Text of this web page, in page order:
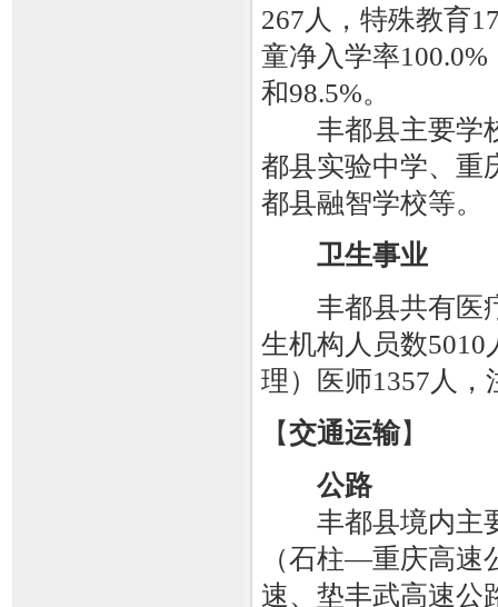
267人，特殊教育
童净入学率
和98.5%。
丰都县主要学校
都县实验中学、重
都县融智学校等。
卫生事业
丰都县共有医疗
生机构人员数
理）医师1357人，
【交通运输】
公路
丰都县境内主
（石柱—重庆高速
速、垫丰武高速公